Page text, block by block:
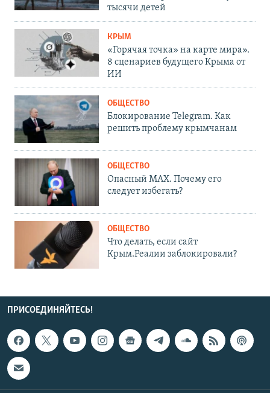
тысячи детей
КРЫМ
«Горячая точка» на карте мира».
8 сценариев будущего Крыма от
ИИ
ОБЩЕСТВО
Блокирование Telegram. Как
решить проблему крымчанам
ОБЩЕСТВО
Опасный MAX. Почему его
следует избегать?
ОБЩЕСТВО
Что делать, если сайт
Крым.Реалии заблокировали?
ПРИСОЕДИНЯЙТЕСЬ!